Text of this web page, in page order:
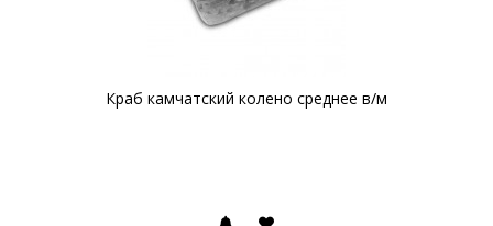
Краб камчатский колено среднее в/м